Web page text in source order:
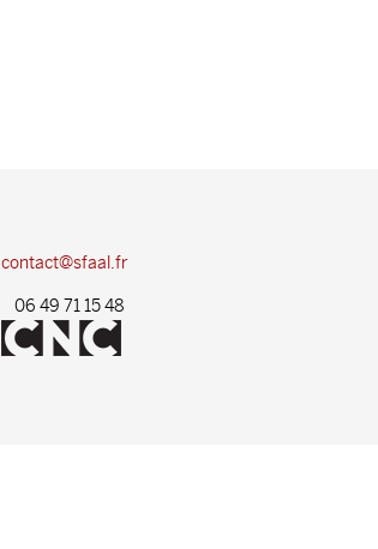
contact@sfaal.fr
06 49 71 15 48